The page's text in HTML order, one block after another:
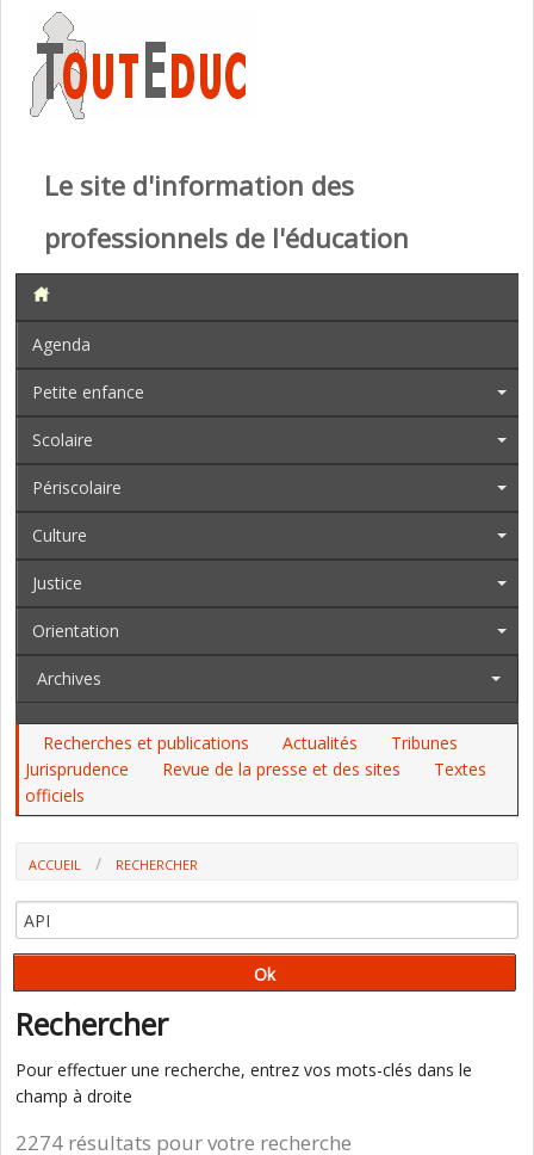
Le site d'information des
professionnels de l'éducation
Agenda
Petite enfance
Scolaire
Périscolaire
Culture
Justice
Orientation
Archives
Recherches et publications Actualités
Tribunes
Jurisprudence
Revue de la presse et des sites
Textes
officiels
ACCUEIL RECHERCHER
Rechercher
Pour effectuer une recherche, entrez vos mots-clés dans le
champ à droite
2274 résultats pour votre recherche